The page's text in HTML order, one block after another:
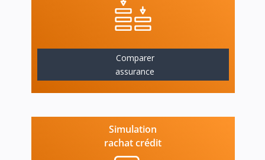
Comparer
assurance
Simulation
rachat crédit